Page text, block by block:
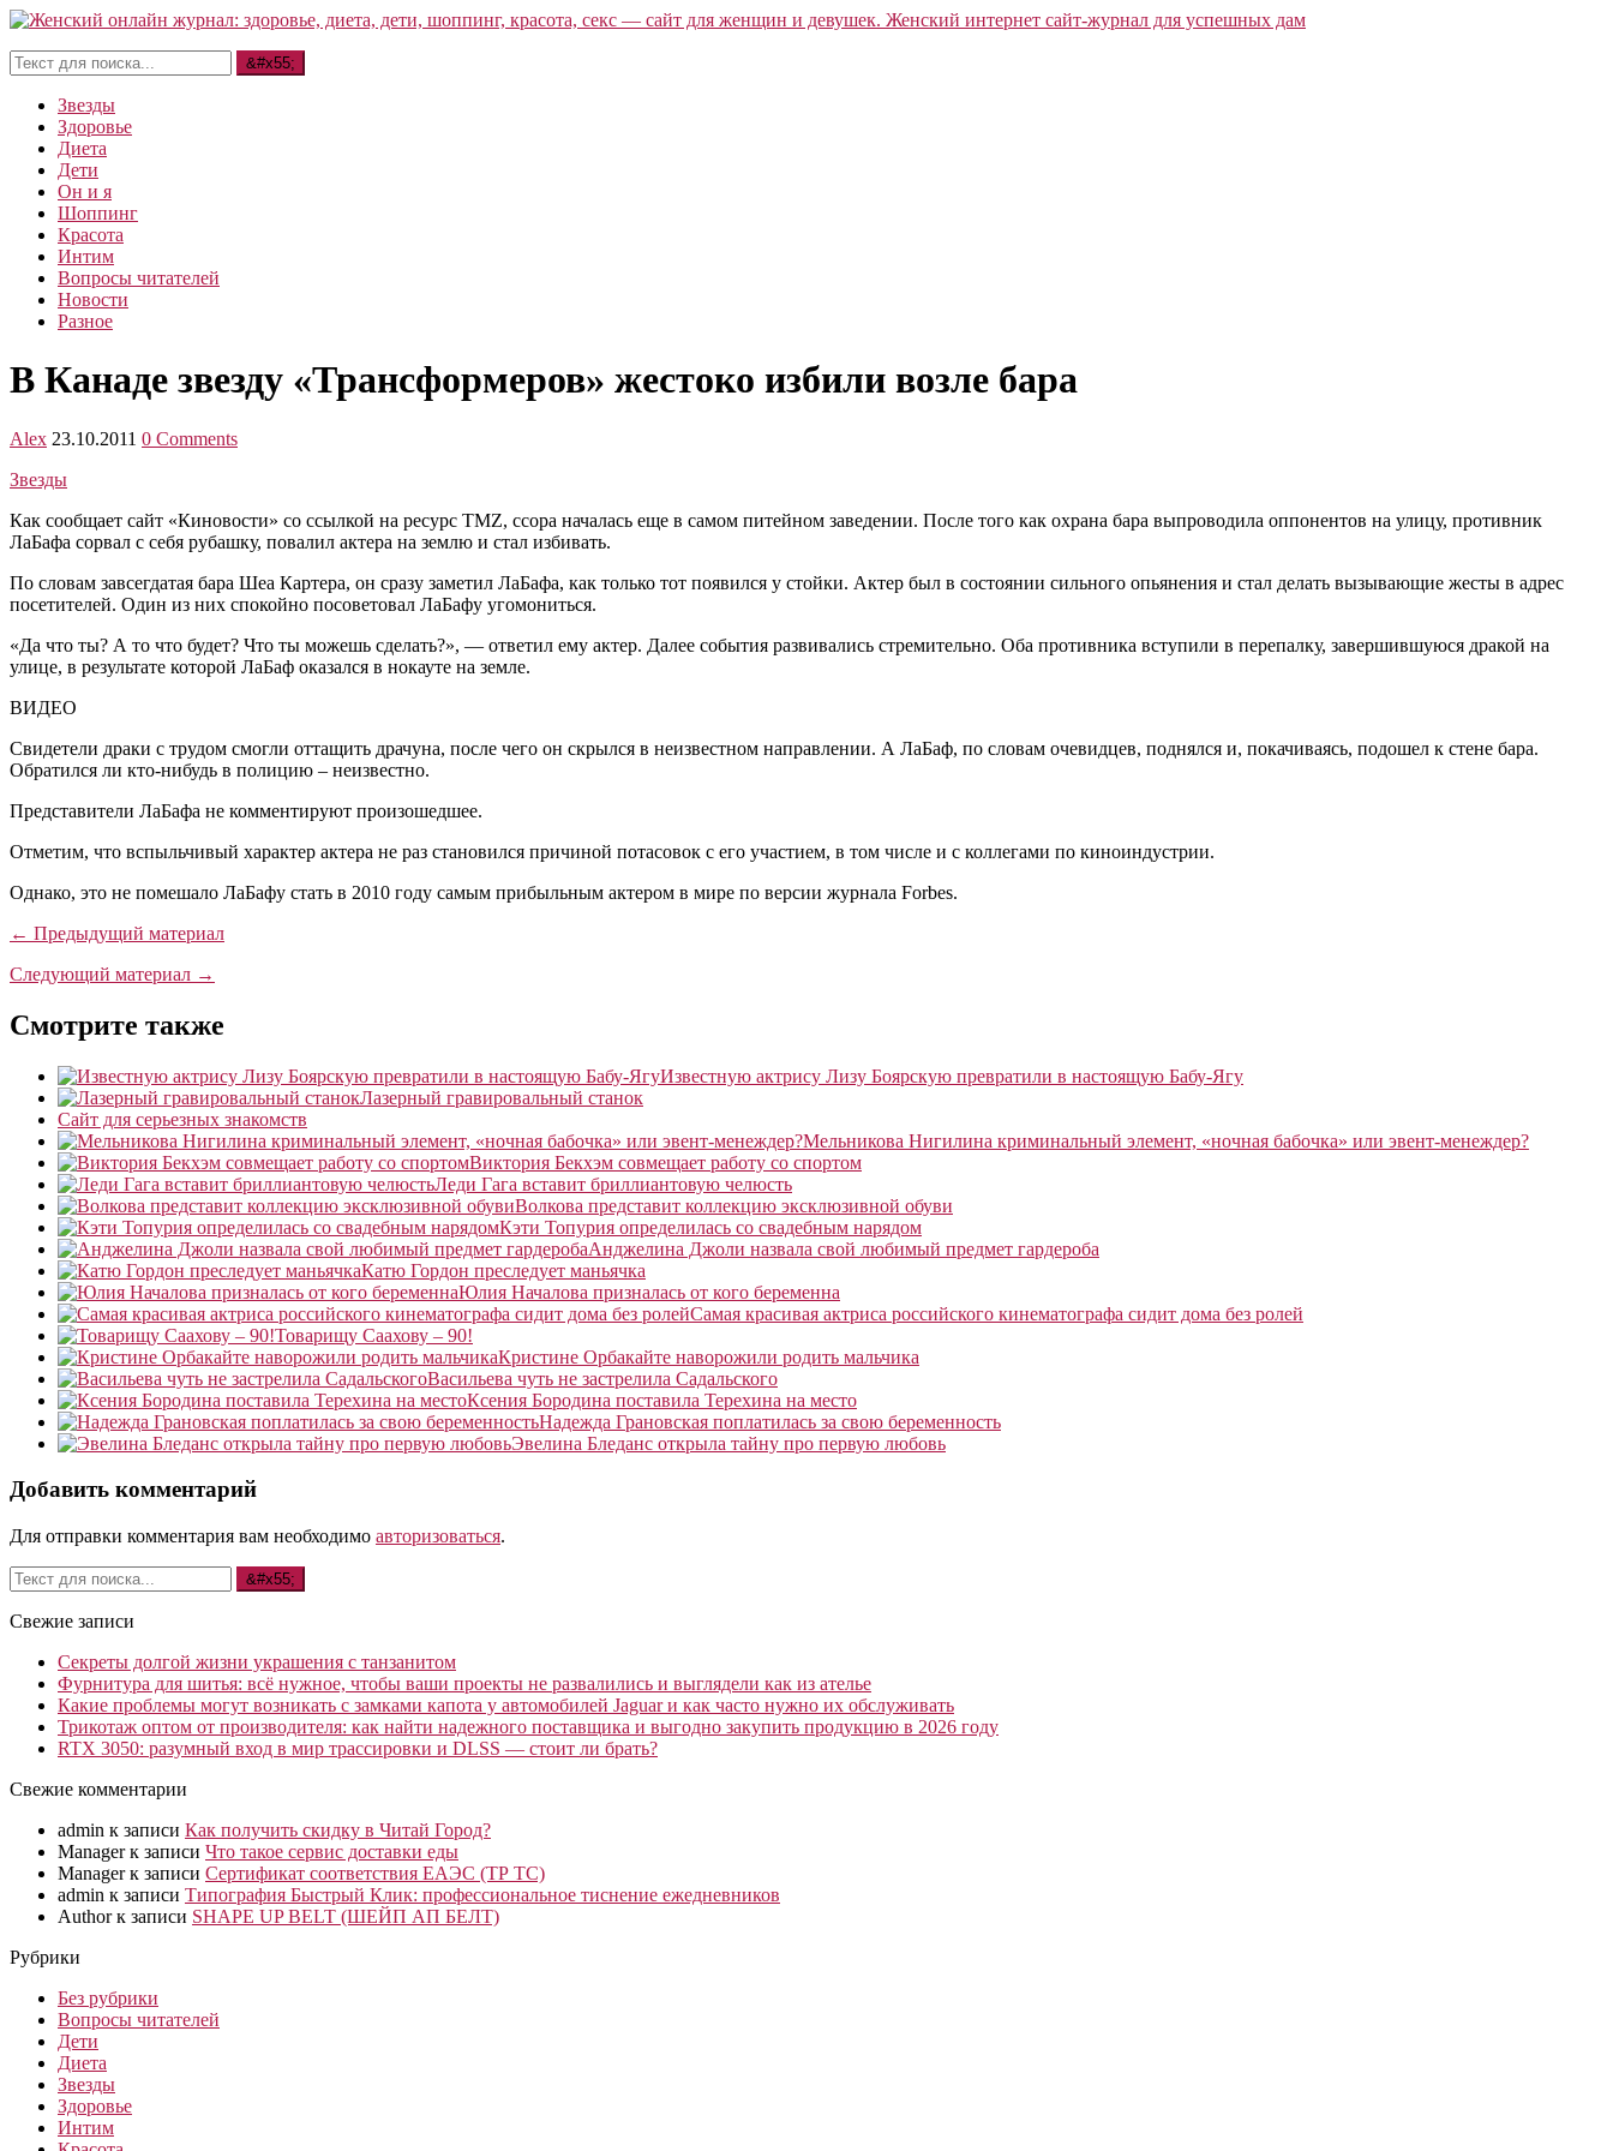
Звезды
Здоровье
Диета
Дети
Он и я
Шоппинг
Красота
Интим
Вопросы читателей
Новости
Разное
В Канаде звезду «Трансформеров» жестоко избили возле бара
Alex 23.10.2011 0 Comments
Звезды
Как сообщает сайт «Киновости» со ссылкой на ресурс TMZ, ссора началась еще в самом питейном заведении. После того как охрана бара выпроводила оппонентов на улицу, противник
ЛаБафа сорвал с себя рубашку, повалил актера на землю и стал избивать.
По словам завсегдатая бара Шеа Картера, он сразу заметил ЛаБафа, как только тот появился у стойки. Актер был в состоянии сильного опьянения и стал делать вызывающие жесты в адрес
посетителей. Один из них спокойно посоветовал ЛаБафу угомониться.
«Да что ты? А то что будет? Что ты можешь сделать?», — ответил ему актер. Далее события развивались стремительно. Оба противника вступили в перепалку, завершившуюся дракой на
улице, в результате которой ЛаБаф оказался в нокауте на земле.
ВИДЕО
Свидетели драки с трудом смогли оттащить драчуна, после чего он скрылся в неизвестном направлении. А ЛаБаф, по словам очевидцев, поднялся и, покачиваясь, подошел к стене бара.
Обратился ли кто-нибудь в полицию – неизвестно.
Представители ЛаБафа не комментируют произошедшее.
Отметим, что вспыльчивый характер актера не раз становился причиной потасовок с его участием, в том числе и с коллегами по киноиндустрии.
Однако, это не помешало ЛаБафу стать в 2010 году самым прибыльным актером в мире по версии журнала Forbes.
← Предыдущий материал
Следующий материал →
Смотрите также
Известную актрису Лизу Боярскую превратили в настоящую Бабу-Ягу
Лазерный гравировальный станок
Сайт для серьезных знакомств
Мельникова Нигилина криминальный элемент, «ночная бабочка» или эвент-менеждер?
Виктория Бекхэм совмещает работу со спортом
Леди Гага вставит бриллиантовую челюсть
Волкова представит коллекцию эксклюзивной обуви
Кэти Топурия определилась со свадебным нарядом
Анджелина Джоли назвала свой любимый предмет гардероба
Катю Гордон преследует маньячка
Юлия Началова призналась от кого беременна
Самая красивая актриса российского кинематографа сидит дома без ролей
Товарищу Саахову – 90!
Кристине Орбакайте наворожили родить мальчика
Васильева чуть не застрелила Садальского
Ксения Бородина поставила Терехина на место
Надежда Грановская поплатилась за свою беременность
Эвелина Бледанс открыла тайну про первую любовь
Добавить комментарий
Для отправки комментария вам необходимо авторизоваться.
Свежие записи
Секреты долгой жизни украшения с танзанитом
Фурнитура для шитья: всё нужное, чтобы ваши проекты не развалились и выглядели как из ателье
Какие проблемы могут возникать с замками капота у автомобилей Jaguar и как часто нужно их обслуживать
Трикотаж оптом от производителя: как найти надежного поставщика и выгодно закупить продукцию в 2026 году
RTX 3050: разумный вход в мир трассировки и DLSS — стоит ли брать?
Свежие комментарии
admin к записи Как получить скидку в Читай Город?
Managerк записи Что такое сервис доставки еды
Managerк записи Сертификат соответствия ЕАЭС (ТР ТС)
admin к записи Типография Быстрый Клик: профессиональное тиснение ежедневников
Authorк записи SHAPE UP BELT (ШЕЙП АП БЕЛТ)
Рубрики
Без рубрики
Вопросы читателей
Дети
Диета
Звезды
Здоровье
Интим